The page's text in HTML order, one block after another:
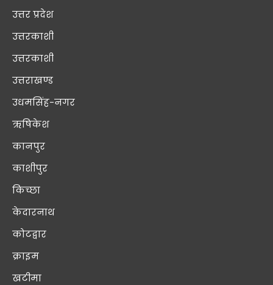
उत्तर प्रदेश
उत्तरकाशी
उत्तरकाशी
उत्तराखण्ड
उधमसिंह-नगर
ऋषिकेश
कानपुर
काशीपुर
किच्छा
केदारनाथ
कोटद्वार
क्राइम
खटीमा